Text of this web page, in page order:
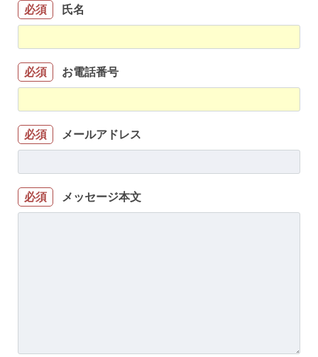
必須 氏名
必須 お電話番号
必須 メールアドレス
必須 メッセージ本文